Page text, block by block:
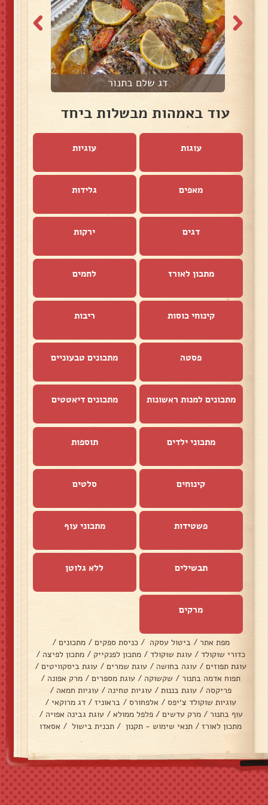
דג שלם בתנור
עוד באמהות מבשלות ביחד
עוגות עוגיות
מאפים גלידות
דגים ירקות
מתכון לאורז לחמים
קינוחי כוסות ריבות
פסטה מתכונים טבעוניים
מתכונים למנות ראשונות מתכונים דיאטטים
מתכוני ילדים תוספות
קינוחים סלטים
פשטידות מתכוני עוף
תבשילים ללא גלוטן
מרקים
מפת אתר / ביטול עסקה / כניסת ספקים / מתכונים /
כדורי שוקולד / עוגת שוקולד / מתכון לפנקייק / מתכון לפיצה /
עוגת תפוזים / עוגה בחושה / עוגת שמרים / עוגת ביסקוויטים /
תפוח אדמה בתנור / שקשוקה / עוגת מספרים / מרק אפונה /
פריקסה / עוגת בננות / עוגיות טחינה / עוגיות חמאה /
עוגיות שוקולד צ׳יפס / אלפחורס / בראוניז / דג מרוקאי /
עוף בתנור / מרק עדשים / פלפל ממולא / עוגת גבינה אפויה /
מתכון לאורז / תנאי שימוש - תקנון / תכנית בישול / אסאדו